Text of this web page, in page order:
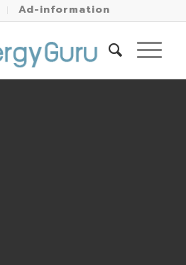
Ad-information